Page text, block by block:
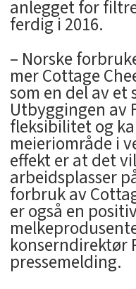
anlegget for
ferdig i 2016.
– Norske
mer Cottage
som en del av
Utbyggingen av
fleksibilitet og
meieriområde i
effekt er at det
arbeidsplasser
forbruk av
er også en
konserndirektør
pressemelding.